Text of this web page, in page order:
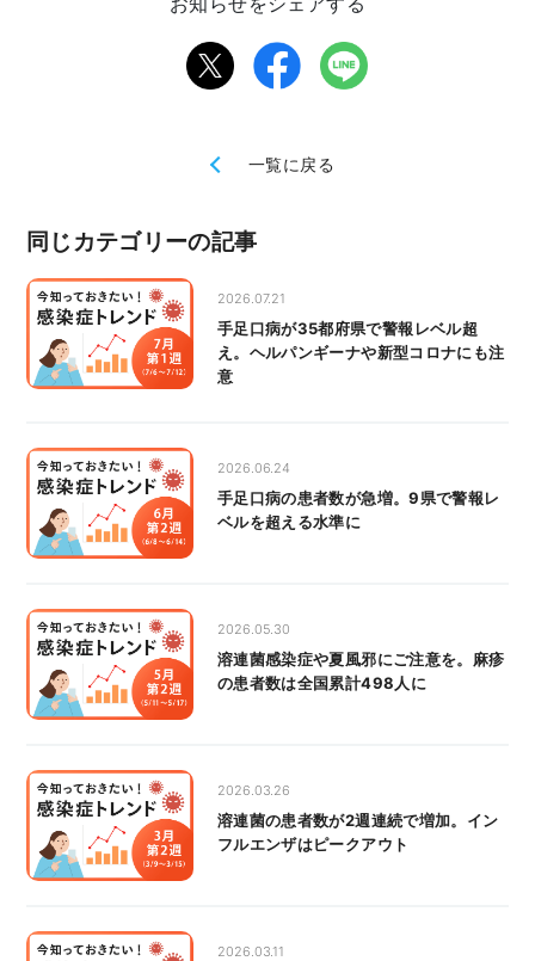
一覧に戻る
同じカテゴリーの記事
2026.07.21
手足口病が35都府県で警報レベル超
え。ヘルパンギーナや新型コロナにも注
意
2026.06.24
手足口病の患者数が急増。9県で警報レ
ベルを超える水準に
2026.05.30
溶連菌感染症や夏風邪にご注意を。麻疹
の患者数は全国累計498人に
2026.03.26
溶連菌の患者数が2週連続で増加。イン
フルエンザはピークアウト
2026.03.11